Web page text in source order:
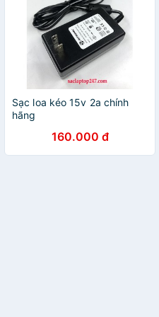
Sạc loa kéo 15v 2a chính
hãng
160.000 đ